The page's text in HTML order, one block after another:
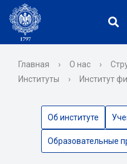
Главная › О нас ›
Институты
› Институт
Об институте
Образовательные